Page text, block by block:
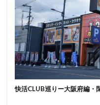
快活CLUB巡りー大阪府編・